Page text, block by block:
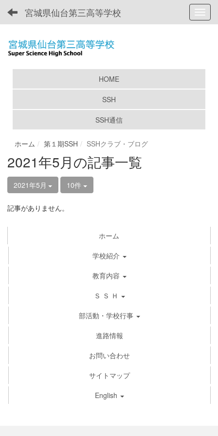
宮城県仙台第三高等学校
HOME
SSH
SSH通信
ホーム 第１期SSH SSHクラブ・ブログ
2021年5月の記事一覧
2021年5月 10件
記事がありません。
ホーム
学校紹介
教育内容
Ｓ Ｓ Ｈ
部活動・学校行事
進路情報
お問い合わせ
サイトマップ
English